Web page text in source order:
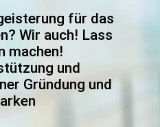
für das
Wir auch! Lass
machen!
und
Gründung und